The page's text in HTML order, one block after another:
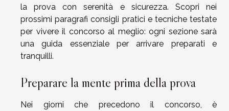
la prova con serenità e sicurezza. Scopri nei
prossimi paragrafi consigli pratici e tecniche testate
per vivere il concorso al meglio: ogni sezione sarà
una guida essenziale per arrivare preparati e
tranquilli.
Preparare la mente prima della prova
Nei giorni che precedono il concorso, è